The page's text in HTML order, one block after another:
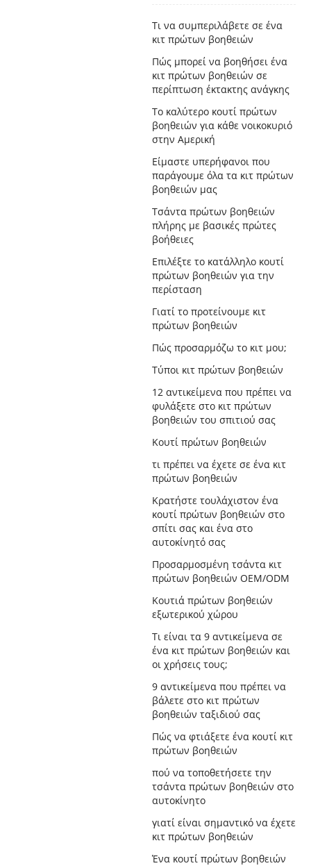
Τι να συμπεριλάβετε σε ένα
κιτ πρώτων βοηθειών
Πώς μπορεί να βοηθήσει ένα
κιτ πρώτων βοηθειών σε
περίπτωση έκτακτης ανάγκης
Το καλύτερο κουτί πρώτων
βοηθειών για κάθε νοικοκυριό
στην Αμερική
Είμαστε υπερήφανοι που
παράγουμε όλα τα κιτ πρώτων
βοηθειών μας
Τσάντα πρώτων βοηθειών
πλήρης με βασικές πρώτες
βοήθειες
Επιλέξτε το κατάλληλο κουτί
πρώτων βοηθειών για την
περίσταση
Γιατί το προτείνουμε κιτ
πρώτων βοηθειών
Πώς προσαρμόζω το κιτ μου;
Τύποι κιτ πρώτων βοηθειών
12 αντικείμενα που πρέπει να
φυλάξετε στο κιτ πρώτων
βοηθειών του σπιτιού σας
Κουτί πρώτων βοηθειών
τι πρέπει να έχετε σε ένα κιτ
πρώτων βοηθειών
Κρατήστε τουλάχιστον ένα
κουτί πρώτων βοηθειών στο
σπίτι σας και ένα στο
αυτοκίνητό σας
Προσαρμοσμένη τσάντα κιτ
πρώτων βοηθειών OEM/ODM
Κουτιά πρώτων βοηθειών
εξωτερικού χώρου
Τι είναι τα 9 αντικείμενα σε
ένα κιτ πρώτων βοηθειών και
οι χρήσεις τους;
9 αντικείμενα που πρέπει να
βάλετε στο κιτ πρώτων
βοηθειών ταξιδιού σας
Πώς να φτιάξετε ένα κουτί κιτ
πρώτων βοηθειών
πού να τοποθετήσετε την
τσάντα πρώτων βοηθειών στο
αυτοκίνητο
γιατί είναι σημαντικό να έχετε
κιτ πρώτων βοηθειών
Ένα κουτί πρώτων βοηθειών